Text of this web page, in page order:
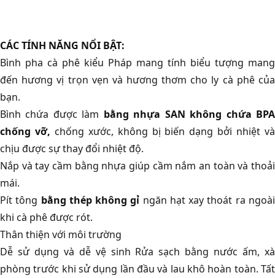
CÁC TÍNH NĂNG NỔI BẬT:
Bình pha cà phê kiểu Pháp mang tính biểu tượng mang
đến hương vị trọn vẹn và hương thơm cho ly cà phê của
bạn.
Bình chứa được làm bằng nhựa SAN không chứa BPA
chống vỡ, chống xước, không bị biến dạng bởi nhiệt và
chịu được sự thay đổi nhiệt độ.
Nắp và tay cầm bằng nhựa giúp cầm nắm an toàn và thoải
mái.
Pít tông bằng thép không gỉ ngăn hạt xay thoát ra ngoài
khi cà phê được rót.
Thân thiện với môi trường
Dễ sử dụng và dễ vệ sinh Rửa sạch bằng nước ấm, xà
phòng trước khi sử dụng lần đầu và lau khô hoàn toàn. Tất